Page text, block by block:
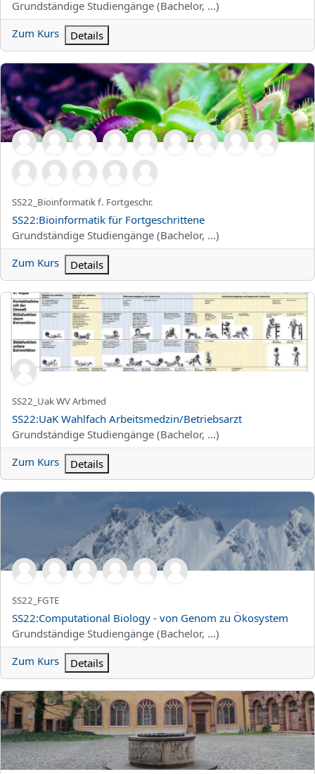
Kursbereich
Grundständige Studiengänge (Bachelor, ...)
Zum Kurs
Details
SS22:Bioinformatik für Fortgeschrittene
Kurzer Kursname
SS22_Bioinformatik f. Fortgeschr.
Kursname
SS22:Bioinformatik für Fortgeschrittene
Kursbereich
Grundständige Studiengänge (Bachelor, ...)
Zum Kurs
Details
SS22:UaK Wahlfach Arbeitsmedzin/Betriebsarzt
Kurzer Kursname
SS22_Uak WV Arbmed
Kursname
SS22:UaK Wahlfach Arbeitsmedzin/Betriebsarzt
Kursbereich
Grundständige Studiengänge (Bachelor, ...)
Zum Kurs
Details
SS22:Computational Biology - von Genom zu Ökosystem
Kurzer Kursname
SS22_FGTE
Kursname
SS22:Computational Biology - von Genom zu Ökosystem
Kursbereich
Grundständige Studiengänge (Bachelor, ...)
Zum Kurs
Details
SS22:Investitionsschutzrecht